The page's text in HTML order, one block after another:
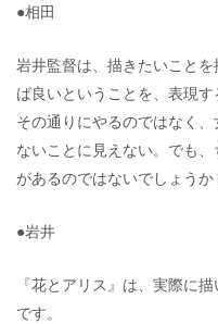
●相田
岩井監督は、描きたいこと
ば良いということを、表現す
その通りにやるのではなく
ないことに見えない。でも
があるのではないでしょうか
●岩井
『花とアリス』は、実際に
です。